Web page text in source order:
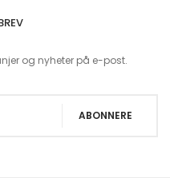
og nyheter på e-post.
ABONNERE